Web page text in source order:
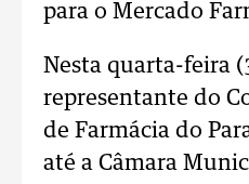
para o Mercado
Nesta quarta-feira
representante do
de Farmácia do
até a Câmara